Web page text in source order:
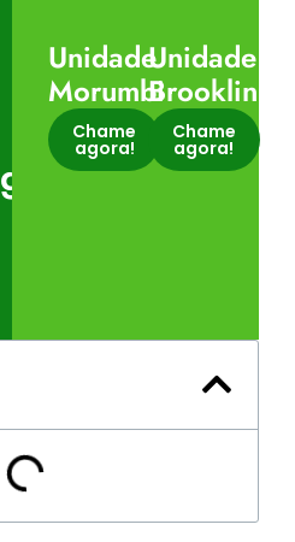
Unidade
Morumbi
Chame
agora!
Unidade
Brooklin
Chame
agora!